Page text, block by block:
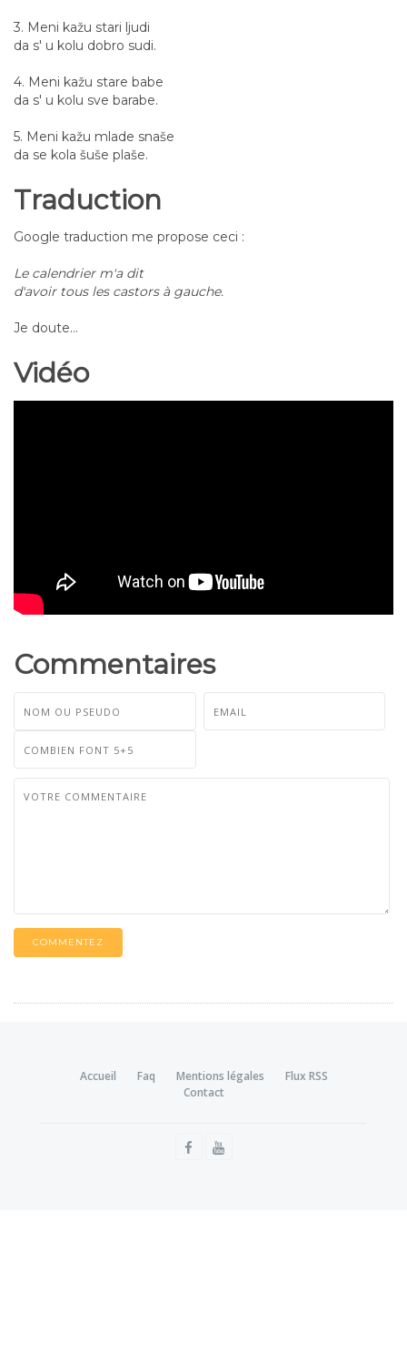
3. Meni kažu stari ljudi
da s' u kolu dobro sudi.
4. Meni kažu stare babe
da s' u kolu sve barabe.
5. Meni kažu mlade snaše
da se kola šuše plaše.
Traduction
Google traduction me propose ceci :
Le calendrier m'a dit
d'avoir tous les castors à gauche.
Je doute...
Vidéo
Commentaires
COMMENTEZ
Accueil Faq Mentions légales
Flux RSS
Contact